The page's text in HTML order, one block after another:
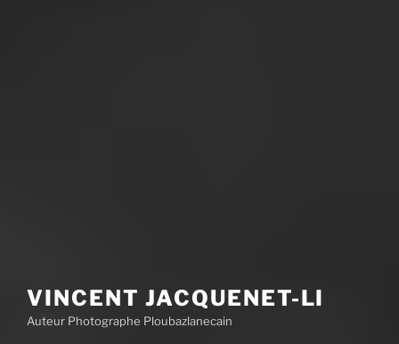
VINCENT JACQUENET-LI
Auteur Photographe Ploubazlanecain